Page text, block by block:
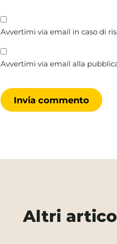
Avvertimi via email in caso di
Avvertimi via email alla
Altri